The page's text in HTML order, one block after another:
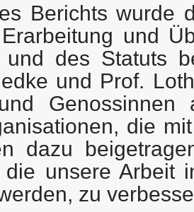
Berichts wurde
und
und des Statuts
und Prof.
die
dazu
die unsere Arbeit
zu